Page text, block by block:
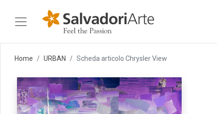
Home URBAN Scheda articolo Chrysler View